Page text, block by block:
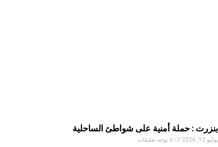
بنزرت : حملة أمنية على شواطئ الساحلية
يوليو 12, 2026 لا توجد تعليقات